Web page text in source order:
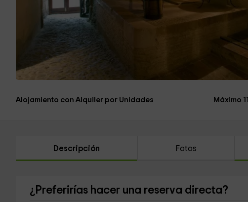
Alojamiento con Alquiler por Unidades Máximo
Descripción Fotos
¿Preferirías hacer una reserva directa?